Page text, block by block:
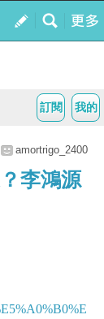
我的
訂閱
amortrigo_2400
李鴻源